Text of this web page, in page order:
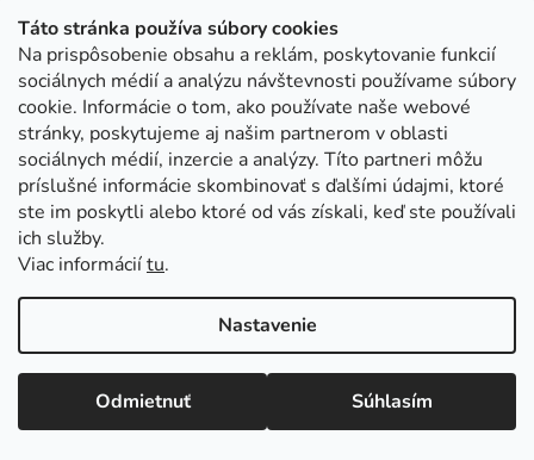
Táto stránka používa súbory cookies
Na prispôsobenie obsahu a reklám, poskytovanie funkcií
sociálnych médií a analýzu návštevnosti používame súbory
cookie. Informácie o tom, ako používate naše webové
stránky, poskytujeme aj našim partnerom v oblasti
sociálnych médií, inzercie a analýzy. Títo partneri môžu
príslušné informácie skombinovať s ďalšími údajmi, ktoré
ste im poskytli alebo ktoré od vás získali, keď ste používali
ich služby.
Viac informáciítu.
Nastavenie
Odmietnuť Súhlasím